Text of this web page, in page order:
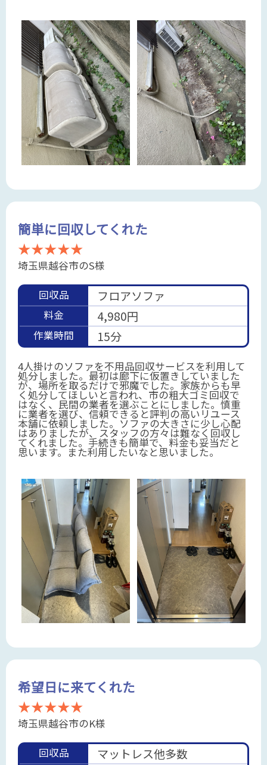
簡単に回収してくれた
★★★★★
埼玉県越谷市のS様
回収品 フロアソファ
料金 4,980円
作業時間 15分
4人掛けのソファを不用品回収サービスを利用して
処分しました。最初は廊下に仮置きしていました
が、場所を取るだけで邪魔でした。家族からも早
く処分してほしいと言われ、市の粗大ゴミ回収で
はなく、民間の業者を選ぶことにしました。慎重
に業者を選び、信頼できると評判の高いリユース
本舗に依頼しました。ソファの大きさに少し心配
はありましたが、スタッフの方々は難なく回収し
てくれました。手続きも簡単で、料金も妥当だと
思います。また利用したいなと思いました。
希望日に来てくれた
★★★★★
埼玉県越谷市のK様
回収品 マットレス他多数